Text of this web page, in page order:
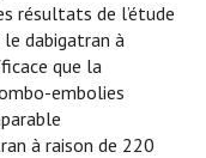
résultats de l’étude
le dabigatran à
que la
embolies
à raison de 220